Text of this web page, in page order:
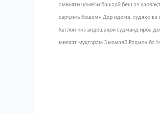
амнияти ҷомеаи башарӣ беш аз
сарҷамъ бошем» Дар идома, судяҳо ва
Хатлон низ андешаҳои судманд ироа
миллат муҳтарам Эмомалӣ Раҳмон ба